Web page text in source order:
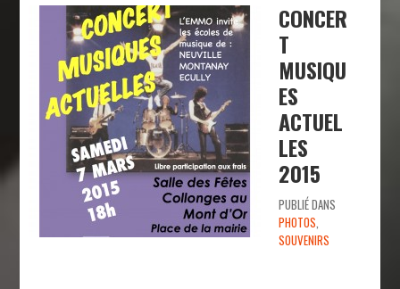
CONCER
T
MUSIQU
ES
ACTUEL
LES
2015
PUBLIÉ DANS
PHOTOS
SOUVENIRS